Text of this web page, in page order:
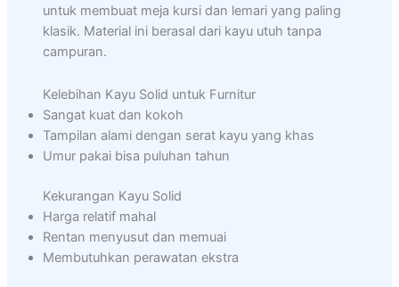
untuk membuat meja kursi dan lemari yang paling
klasik. Material ini berasal dari kayu utuh tanpa
campuran.
Kelebihan Kayu Solid untuk Furnitur
Sangat kuat dan kokoh
Tampilan alami dengan serat kayu yang khas
Umur pakai bisa puluhan tahun
Kekurangan Kayu Solid
Harga relatif mahal
Rentan menyusut dan memuai
Membutuhkan perawatan ekstra